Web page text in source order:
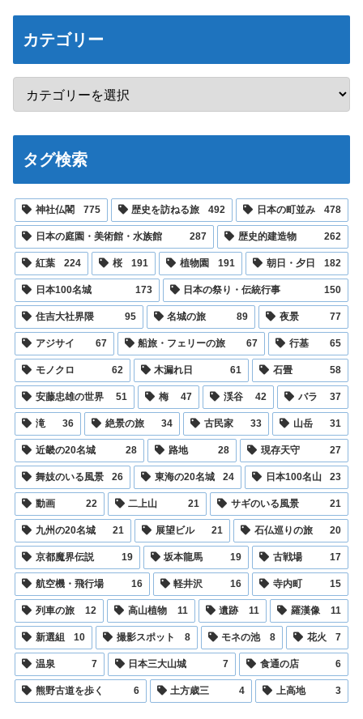
カテゴリー
タグ検索
神社仏閣 775 歴史を訪ねる旅 492 日本の町並み 478
日本の庭園・美術館・水族館 287 歴史的建造物 262
紅葉 224 桜 191 植物園 191 朝日・夕日 182
日本100名城 173 日本の祭り・伝統行事 150
住吉大社界隈 95 名城の旅 89 夜景 77
アジサイ 67 船旅・フェリーの旅 67 行基 65
モノクロ 62 木漏れ日 61 石畳 58
安藤忠雄の世界 51 梅 47 渓谷 42 バラ 37
滝 36 絶景の旅 34 古民家 33 山岳 31
近畿の20名城 28 路地 28 現存天守 27
舞妓のいる風景 26 東海の20名城 24 日本100名山 23
動画 22 二上山 21 サギのいる風景 21
九州の20名城 21 展望ビル 21 石仏巡りの旅 20
京都魔界伝説 19 坂本龍馬 19 古戦場 17
航空機・飛行場 16 軽井沢 16 寺内町 15
列車の旅 12 高山植物 11 遺跡 11 羅漢像 11
新選組 10 撮影スポット 8 モネの池 8 花火 7
温泉 7 日本三大山城 7 食通の店 6
熊野古道を歩く 6 土方歳三 4 上高地 3